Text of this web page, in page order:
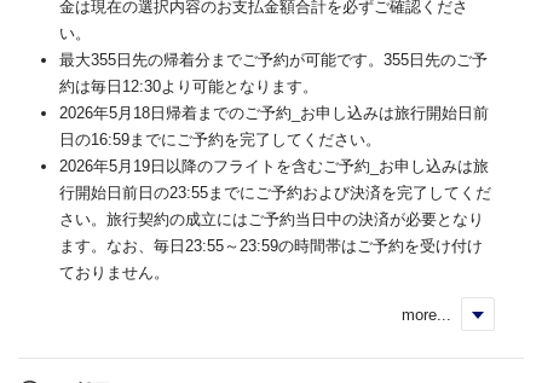
金は現在の選択内容のお支払金額合計を必ずご確認くださ
い。
最大355日先の帰着分までご予約が可能です。355日先のご予
約は毎日12:30より可能となります。
2026年5月18日帰着までのご予約_お申し込みは旅行開始日前
日の16:59までにご予約を完了してください。
2026年5月19日以降のフライトを含むご予約_お申し込みは旅
行開始日前日の23:55までにご予約および決済を完了してくだ
さい。旅行契約の成立にはご予約当日中の決済が必要となり
ます。なお、毎日23:55～23:59の時間帯はご予約を受け付け
ておりません。
more...